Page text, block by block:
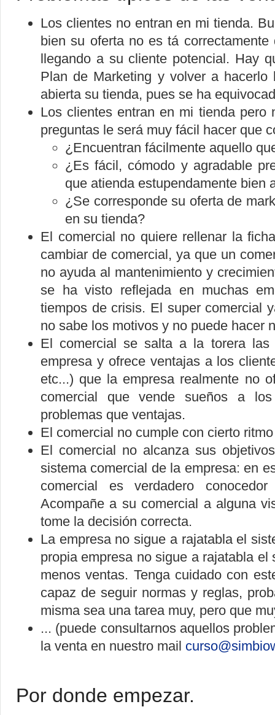
Los clientes no entran en mi tienda.
bien su oferta no es tá
llegando a su cliente potencial. Hay
Plan de Marketing y volver a
abierta su tienda, pues se ha
Los clientes entran en mi tienda pero
preguntas le será muy fácil hacer que
¿Encuentran fácilmente aquello
¿Es fácil, cómodo y agradable
que atienda estupendamente bien
¿Se corresponde su oferta de
en su tienda?
El comercial no quiere rellenar la
cambiar de comercial, ya que un
no ayuda al mantenimiento y
se ha visto reflejada en muchas
tiempos de crisis. El super comercial
no sabe los motivos y no puede hacer
El comercial se salta a la torera las
empresa y ofrece ventajas a los
etc...) que la empresa realmente no
comercial que vende sueños a
problemas que ventajas.
El comercial no cumple con cierto
El comercial no alcanza sus
sistema comercial de la empresa: en
comercial es verdadero
Acompañe a su comercial a alguna
tome la decisión correcta.
La empresa no sigue a rajatabla el
propia empresa no sigue a rajatabla
menos ventas. Tenga cuidado con
capaz de seguir normas y reglas,
misma sea una tarea muy, pero que
... (puede consultarnos aquellos
la venta en nuestro mail
Por donde empezar.